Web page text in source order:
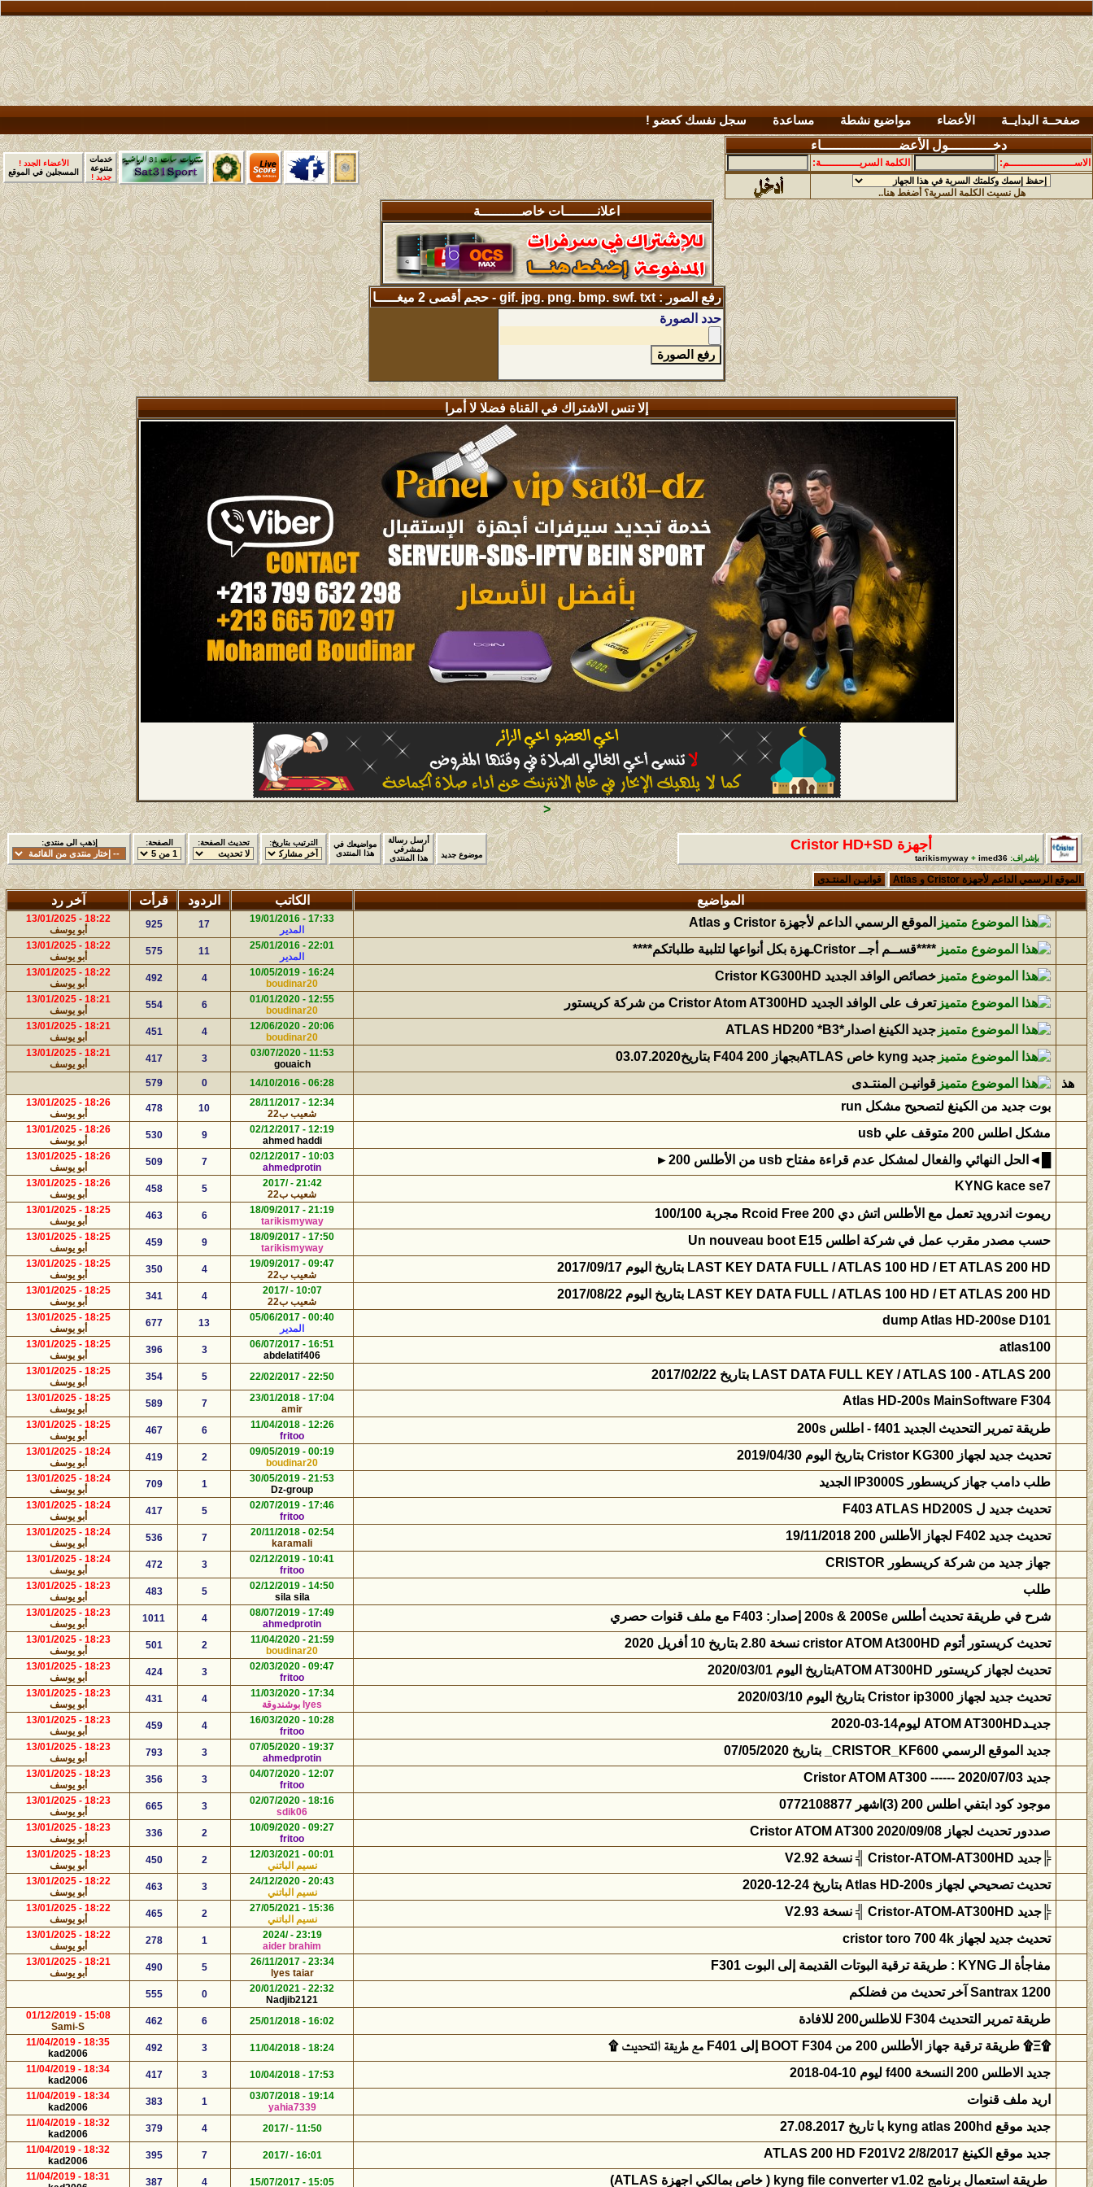
.
صفحــة البدايــة الأعضاء مواضيع نشطة مساعدة
سجل نفسك كعضو !
دخـــــــــــول الأعضـــــــــــــــــــاء
الاســــــــــــــــــــم: الكلمة السريــــــــــــة:
هل نسيت الكلمة السرية؟ أضغط هنا..
خدمات
متنوعة
جديد !
الأعضاء الجدد !
المسجلين في الموقع
اعلانــــــــات خاصــــــــــة
رفع الصور : gif. jpg. png. bmp. swf. txt - حجم أقصى 2 ميغـــــا
حدد الصورة
إلا تنس الاشتراك في القناة فضلا لا أمرا
<
أجهزة Cristor HD+SD
بإشراف: imed36
+
tarikismyway موضوع جديد
أرسل رسالة
لمشرفي
هذا المنتدى
مواضيعك في
هذا المنتدى
الترتيب بتاريخ: تحديث الصفحة: الصفحة: إذهب الى منتدى:
الموقع الرسمي الداعم لأجهزة Cristor و Atlas قوانيـن المنتـدى
المواضيع الكاتب الردود قرأت
آخر رد
الموقع الرسمي الداعم لأجهزة Cristor و Atlas
17:33 - 19/01/2016
المدير
17
925
18:22 - 13/01/2025
أبو يوسف
****قســم أجــ Cristorـهزة بكل أنواعها لتلبية طلباتكم****
22:01 - 25/01/2016
المدير
11
575
18:22 - 13/01/2025
أبو يوسف
خصائص الوافد الجديد Cristor KG300HD
16:24 - 10/05/2019
boudinar20
4
492
18:22 - 13/01/2025
أبو يوسف
تعرف على الوافد الجديد Cristor Atom AT300HD من شركة كريستور
12:55 - 01/01/2020
boudinar20
6
554
18:21 - 13/01/2025
أبو يوسف
جديد الكينغ اصدار*ATLAS HD200 *B3
20:06 - 12/06/2020
boudinar20
4
451
18:21 - 13/01/2025
أبو يوسف
جديد kyng خاص ATLASبجهاز 200 F404 بتاريخ03.07.2020
11:53 - 03/07/2020
gouaich
3
417
18:21 - 13/01/2025
أبو يوسف
قوانيـن المنتـدى 06:28 - 14/10/2016
0
579
بوت جديد من الكينغ لتصحيح مشكل run
12:34 - 28/11/2017
شعيب ب22
10
478
18:26 - 13/01/2025
أبو يوسف
مشكل اطلس 200 متوقف علي usb
12:19 - 02/12/2017
ahmed haddi
9
530
18:26 - 13/01/2025
أبو يوسف
█◄الحل النهائي والفعال لمشكل عدم قراءة مفتاح usb من الأطلس 200►
10:03 - 02/12/2017
ahmedprotin
7
509
18:26 - 13/01/2025
أبو يوسف
KYNG kace se7
21:42 - /2017
شعيب ب22
5
458
18:26 - 13/01/2025
أبو يوسف
ريموت اندرويد تعمل مع الأطلس اتش دي 200 Rcoid Free مجربة 100/100
21:19 - 18/09/2017
tarikismyway
6
463
18:25 - 13/01/2025
أبو يوسف
حسب مصدر مقرب عمل في شركة اطلس Un nouveau boot E15
17:50 - 18/09/2017
tarikismyway
9
459
18:25 - 13/01/2025
أبو يوسف
LAST KEY DATA FULL / ATLAS 100 HD / ET ATLAS 200 HD بتاريخ اليوم 2017/09/17
09:47 - 19/09/2017
شعيب ب22
4
350
18:25 - 13/01/2025
أبو يوسف
LAST KEY DATA FULL / ATLAS 100 HD / ET ATLAS 200 HD بتاريخ اليوم 2017/08/22
10:07 - /2017
شعيب ب22
4
341
18:25 - 13/01/2025
أبو يوسف
dump Atlas HD-200se D101
00:40 - 05/06/2017
المدير
13
677
18:25 - 13/01/2025
أبو يوسف
atlas100
16:51 - 06/07/2017
abdelatif406
3
396
18:25 - 13/01/2025
أبو يوسف
LAST DATA FULL KEY / ATLAS 100 - ATLAS 200 بتاريخ 2017/02/22 22:50 - 22/02/2017
5
354
18:25 - 13/01/2025
أبو يوسف
Atlas HD-200s MainSoftware F304
17:04 - 23/01/2018
amir
7
589
18:25 - 13/01/2025
أبو يوسف
طريقة تمرير التحديث الجديد f401 - اطلس 200s
12:26 - 11/04/2018
fritoo
6
467
18:25 - 13/01/2025
أبو يوسف
تحديث جديد لجهاز Cristor KG300 بتاريخ اليوم 2019/04/30
00:19 - 09/05/2019
boudinar20
2
419
18:24 - 13/01/2025
أبو يوسف
طلب دامب جهاز كريسطور IP3000S الجديد
21:53 - 30/05/2019
Dz-group
1
709
18:24 - 13/01/2025
أبو يوسف
تحديث جديد ل F403 ATLAS HD200S
17:46 - 02/07/2019
fritoo
5
417
18:24 - 13/01/2025
أبو يوسف
تحديث جديد F402 لجهاز الأطلس 200 19/11/2018
02:54 - 20/11/2018
karamali
7
536
18:24 - 13/01/2025
أبو يوسف
جهاز جديد من شركة كريسطور CRISTOR
10:41 - 02/12/2019
fritoo
3
472
18:24 - 13/01/2025
أبو يوسف
طلب
14:50 - 02/12/2019
sila sila
5
483
18:23 - 13/01/2025
أبو يوسف
شرح في طريقة تحديث أطلس 200s & 200Se إصدار: F403 مع ملف قنوات حصري
17:49 - 08/07/2019
ahmedprotin
4
1011
18:23 - 13/01/2025
أبو يوسف
تحديث كريستور أتوم cristor ATOM At300HD نسخة 2.80 بتاريخ 10 أفريل 2020
21:59 - 11/04/2020
boudinar20
2
501
18:23 - 13/01/2025
أبو يوسف
تحديث لجهاز كريستور ATOM AT300HDبتاريخ اليوم 2020/03/01
09:47 - 02/03/2020
fritoo
3
424
18:23 - 13/01/2025
أبو يوسف
تحديث جديد لجهاز Cristor ip3000 بتاريخ اليوم 2020/03/10
17:34 - 11/03/2020
lyes بوشندوقة
4
431
18:23 - 13/01/2025
أبو يوسف
جديـدATOM AT300HD ليوم14-03-2020
10:28 - 16/03/2020
fritoo
4
459
18:23 - 13/01/2025
أبو يوسف
جديد الموقع الرسمي CRISTOR_KF600_ بتاريخ 07/05/2020
19:37 - 07/05/2020
ahmedprotin
3
793
18:23 - 13/01/2025
أبو يوسف
جديد Cristor ATOM AT300 ------ 2020/07/03
12:07 - 04/07/2020
fritoo
3
356
18:23 - 13/01/2025
أبو يوسف
موجود كود ابتفي اطلس 200 (3)اشهر 0772108877
18:16 - 02/07/2020
sdik06
3
665
18:23 - 13/01/2025
أبو يوسف
صددور تحديث لجهاز Cristor ATOM AT300 2020/09/08
09:27 - 10/09/2020
fritoo
2
336
18:23 - 13/01/2025
أبو يوسف
╠جديد Cristor-ATOM-AT300HD ╣ نسخة V2.92
00:01 - 12/03/2021
نسيم الباتني
2
450
18:23 - 13/01/2025
أبو يوسف
تحديث تصحيحي لجهاز Atlas HD-200s بتاريخ 24-12-2020
20:43 - 24/12/2020
نسيم الباتني
3
463
18:22 - 13/01/2025
أبو يوسف
╠جديد Cristor-ATOM-AT300HD ╣ نسخة V2.93
15:36 - 27/05/2021
نسيم الباتني
2
465
18:22 - 13/01/2025
أبو يوسف
تحديث جديد لجهاز cristor toro 700 4k
23:19 - /2024
aider brahim
1
278
18:22 - 13/01/2025
أبو يوسف
مفاجأة الـ KYNG : طريقة ترقية البوتات القديمة إلى البوت F301
23:34 - 26/11/2017
lyes taiar
5
490
18:21 - 13/01/2025
أبو يوسف
Santrax 1200 آخر تحديث من فضلكم
22:32 - 20/01/2021
Nadjib2121
0
555
طريقة تمرير التحديث F304 للاطلس200 للافادة 16:02 - 25/01/2018
6
462
15:08 - 01/12/2019
Sami-S
۩Ξ۩ طريقة ترقية جهاز الأطلس 200 من BOOT F304 إلى F401 مع طريقة التحديث ۩ 18:24 - 11/04/2018
3
492
18:35 - 11/04/2019
kad2006
جديد الاطلس 200 النسخة f400 ليوم 10-04-2018 17:53 - 10/04/2018
3
417
18:34 - 11/04/2019
kad2006
اريد ملف قنوات
19:14 - 03/07/2018
yahia7339
1
383
18:34 - 11/04/2019
kad2006
جديد موقع kyng atlas 200hd با تاريخ 27.08.2017 11:50 - /2017
4
379
18:32 - 11/04/2019
kad2006
جديد موقع الكينغ ATLAS 200 HD F201V2 2/8/2017 16:01 - /2017
7
395
18:32 - 11/04/2019
kad2006
طريقة استعمال برنامج kyng file converter v1.02 ( خاص بمالكي اجهزة ATLAS) 15:05 - 15/07/2017
4
387
18:31 - 11/04/2019